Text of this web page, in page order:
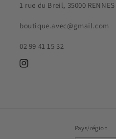
1 rue du Breil, 35000 RENNES
boutique.avec@gmail.com
02 99 41 15 32
Instagram
Pays/région